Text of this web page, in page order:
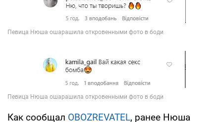
Как сообщал OBOZREVATEL, ранее Нюша